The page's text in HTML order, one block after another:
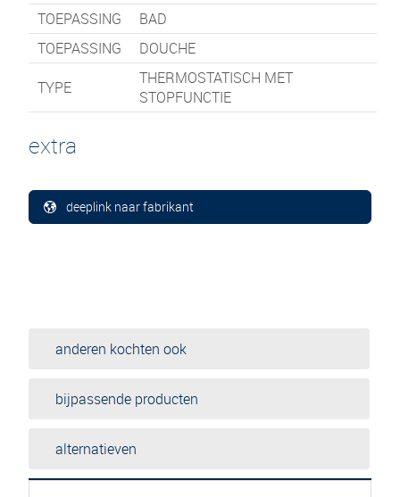
TOEPASSING
BAD
TOEPASSING
DOUCHE
TYPE
THERMOSTATISCH MET
STOPFUNCTIE
extra
deeplink naar fabrikant
anderen kochten ook
bijpassende producten
alternatieven